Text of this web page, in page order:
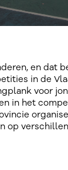
en dat
in de
voor
in het
op